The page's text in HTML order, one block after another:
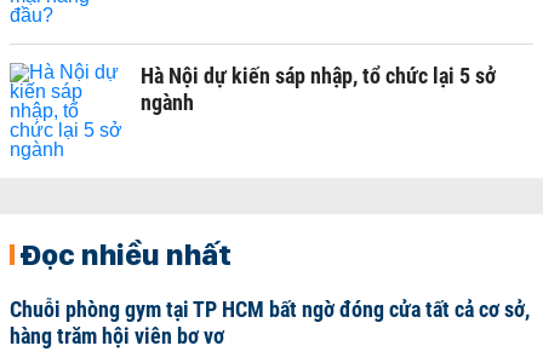
Hà Nội dự kiến sáp nhập, tổ chức lại 5 sở
ngành
Đọc nhiều nhất
Chuỗi phòng gym tại TP HCM bất ngờ đóng cửa tất cả cơ sở,
hàng trăm hội viên bơ vơ